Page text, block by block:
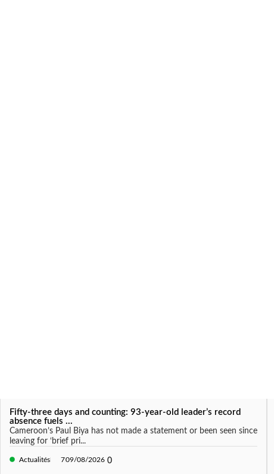
Fifty-three days and counting: 93-year-old leader’s record
absence fuels ...
Cameroon’s Paul Biya has not made a statement or been seen since
leaving for ‘brief pri...
Actualités 709/08/2026 0